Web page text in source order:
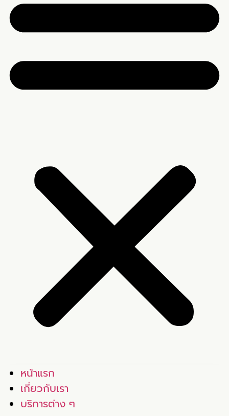
หน้าแรก
เกี่ยวกับเรา
บริการต่าง ๆ